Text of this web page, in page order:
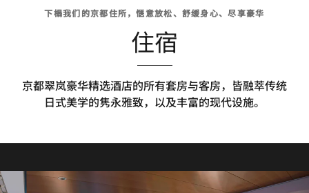
下榻我们的京都住所，惬意放松、舒缓身心、尽享豪华
住宿
京都翠岚豪华精选酒店的所有套房与客房，皆融萃传统
日式美学的隽永雅致，以及丰富的现代设施。